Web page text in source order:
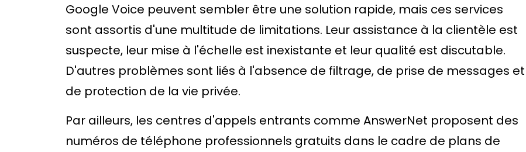
Google Voice peuvent sembler être une solution rapide, mais ces services
sont assortis d'une multitude de limitations. Leur assistance à la clientèle est
suspecte, leur mise à l'échelle est inexistante et leur qualité est discutable.
D'autres problèmes sont liés à l'absence de filtrage, de prise de messages et
de protection de la vie privée.
Par ailleurs, les centres d'appels entrants comme AnswerNet proposent des
numéros de téléphone professionnels gratuits dans le cadre de plans de